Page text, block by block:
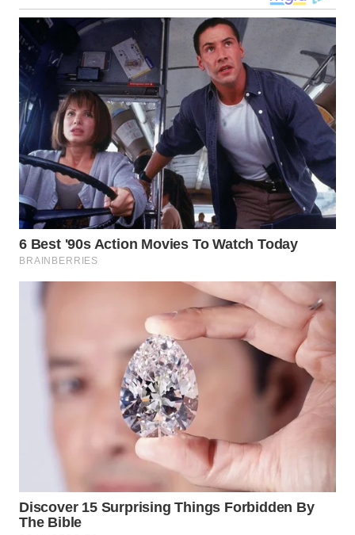
WN
SULUT
WN
MALUKU
WN
MALUT
WN
DAIRI
WN
DANAU
WN
LANGKAT
TAPANULI
WN
TANJUNG